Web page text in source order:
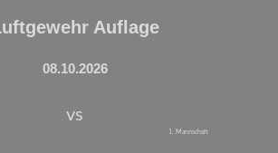
Auflage
08.10.2026
vs
1. Mannschaft